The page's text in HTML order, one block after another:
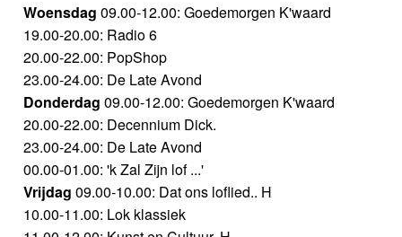
Woensdag 09.00-12.00: Goedemorgen K'waard
19.00-20.00: Radio 6
20.00-22.00: PopShop
23.00-24.00: De Late Avond
Donderdag 09.00-12.00: Goedemorgen K'waard
20.00-22.00: Decennium Dick.
23.00-24.00: De Late Avond
00.00-01.00: 'k Zal Zijn lof ...'
Vrijdag 09.00-10.00: Dat ons loflied.. H
10.00-11.00: Lok klassiek